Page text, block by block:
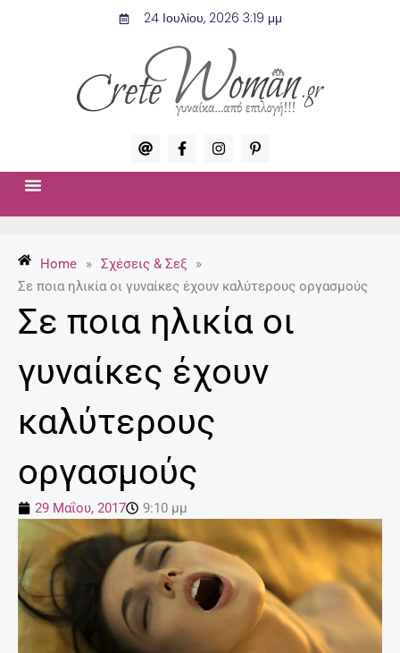
24 Ιουλίου, 2026 3:19 μμ
A
t
F
a
c
-
f
I
n
s
P
i
n
p
Home » Σχέσεις & Σεξ
»
Σε ποια ηλικία οι γυναίκες έχουν καλύτερους οργασμούς
Σε ποια ηλικία οι
γυναίκες έχουν
καλύτερους
οργασμούς
29 Μαΐου, 2017 9:10 μμ